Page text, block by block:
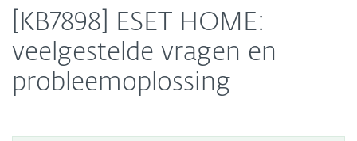
[KB7898] ESET HOME:
veelgestelde vragen en
probleemoplossing